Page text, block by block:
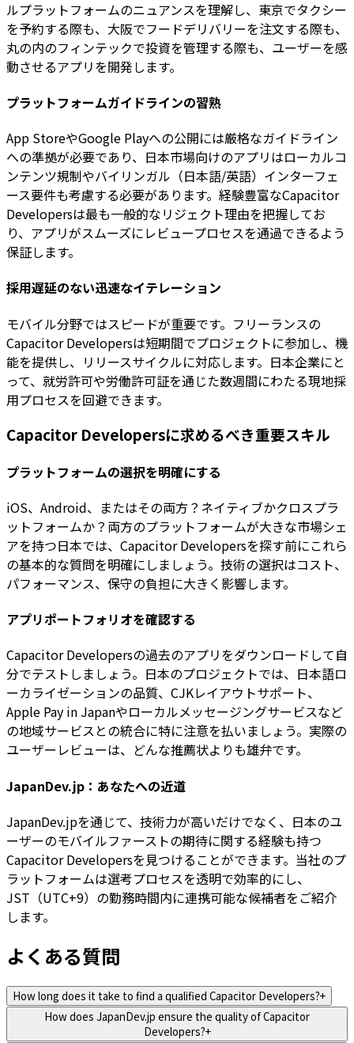
ルプラットフォームのニュアンスを理解し、東京でタクシー
を予約する際も、大阪でフードデリバリーを注文する際も、
丸の内のフィンテックで投資を管理する際も、ユーザーを感
動させるアプリを開発します。
プラットフォームガイドラインの習熟
App StoreやGoogle Playへの公開には厳格なガイドライン
への準拠が必要であり、日本市場向けのアプリはローカルコ
ンテンツ規制やバイリンガル（日本語/英語）インターフェ
ース要件も考慮する必要があります。経験豊富なCapacitor
Developersは最も一般的なリジェクト理由を把握してお
り、アプリがスムーズにレビュープロセスを通過できるよう
保証します。
採用遅延のない迅速なイテレーション
モバイル分野ではスピードが重要です。フリーランスの
Capacitor Developersは短期間でプロジェクトに参加し、機
能を提供し、リリースサイクルに対応します。日本企業にと
って、就労許可や労働許可証を通じた数週間にわたる現地採
用プロセスを回避できます。
Capacitor Developersに求めるべき重要スキル
プラットフォームの選択を明確にする
iOS、Android、またはその両方？ネイティブかクロスプラ
ットフォームか？両方のプラットフォームが大きな市場シェ
アを持つ日本では、Capacitor Developersを探す前にこれら
の基本的な質問を明確にしましょう。技術の選択はコスト、
パフォーマンス、保守の負担に大きく影響します。
アプリポートフォリオを確認する
Capacitor Developersの過去のアプリをダウンロードして自
分でテストしましょう。日本のプロジェクトでは、日本語ロ
ーカライゼーションの品質、CJKレイアウトサポート、
Apple Pay in Japanやローカルメッセージングサービスなど
の地域サービスとの統合に特に注意を払いましょう。実際の
ユーザーレビューは、どんな推薦状よりも雄弁です。
JapanDev.jp：あなたへの近道
JapanDev.jpを通じて、技術力が高いだけでなく、日本のユ
ーザーのモバイルファーストの期待に関する経験も持つ
Capacitor Developersを見つけることができます。当社のプ
ラットフォームは選考プロセスを透明で効率的にし、
JST（UTC+9）の勤務時間内に連携可能な候補者をご紹介
します。
よくある質問
How long does it take to find a qualified Capacitor Developers?+
How does JapanDev.jp ensure the quality of Capacitor
Developers?+